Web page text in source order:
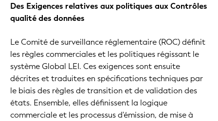
Des Exigences relatives aux politiques aux Contrôles
qualité des données
Le Comité de surveillance réglementaire (ROC) définit
les règles commerciales et les politiques régissant le
système Global LEI. Ces exigences sont ensuite
décrites et traduites en spécifications techniques par
le biais des règles de transition et de validation des
états. Ensemble, elles définissent la logique
commerciale et les processus d'émission, de mise à